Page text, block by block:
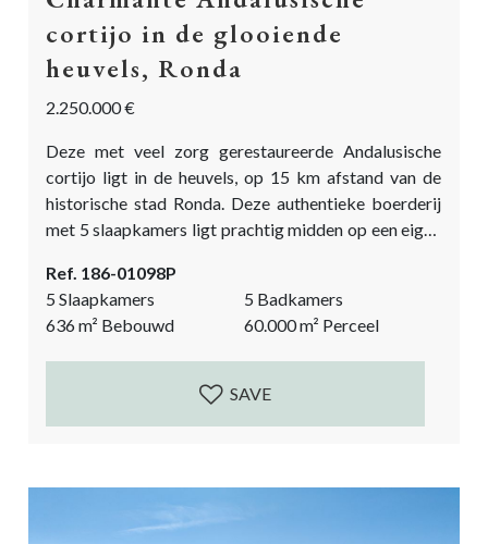
cortijo in de glooiende
heuvels, Ronda
2.250.000 €
Deze met veel zorg gerestaureerde Andalusische
cortijo ligt in de heuvels, op 15 km afstand van de
historische stad Ronda. Deze authentieke boerderij
met 5 slaapkamers ligt prachtig midden op een eigen
adembenemend uitzicht op de omliggende heuvels .
In de verte ziet men de Sierra de las Nieves. Het
grondstuk heeft een totaal oppervlakte van 60.000
m². Het ligt aan de...
Ref. 186-01098P
5 Slaapkamers
5 Badkamers
636m² Bebouwd 60.000m² Perceel
SAVE